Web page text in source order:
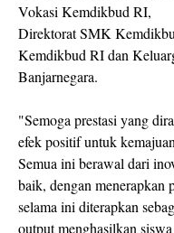
Vokasi Kemdikbud RI,
Direktorat SMK
Kemdikbud RI dan
Banjarnegara.
"Semoga prestasi yang
efek positif untuk
Semua ini berawal dari
baik, dengan menerapkan
selama ini diterapkan
output menghasilkan